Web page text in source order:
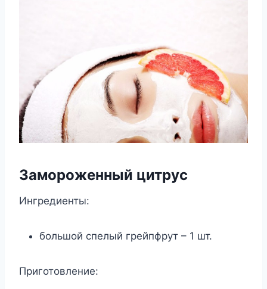
Замороженный цитрус
Ингредиенты:
большой спелый грейпфрут – 1 шт.
Приготовление: